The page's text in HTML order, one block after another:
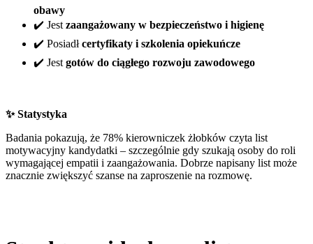
obawy
✔️ Jest zaangażowany w bezpieczeństwo i higienę
✔️ Posiadłcertyfikaty i szkolenia opiekuńcze
✔️ Jest gotów do ciągłego rozwoju zawodowego
✨ Statystyka
Badania pokazują, że 78% kierowniczek żłobków czyta list
motywacyjny kandydatki – szczególnie gdy szukają osoby do roli
wymagającej empatii i zaangażowania. Dobrze napisany list może
znacznie zwiększyć szanse na zaproszenie na rozmowę.